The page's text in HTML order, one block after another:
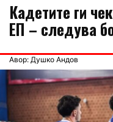
Кадетите ги
ЕП – следува
Авор: Душко Андов